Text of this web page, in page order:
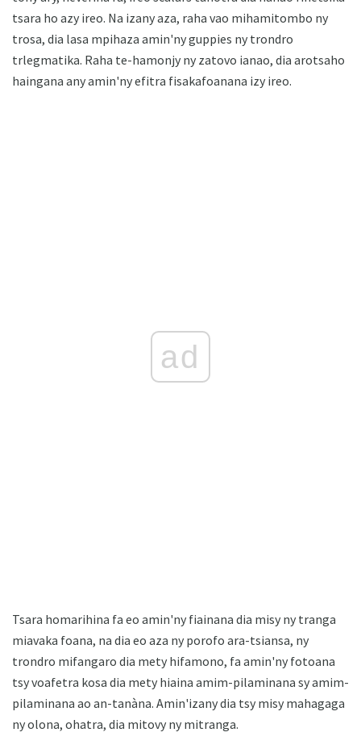
tsara ho azy ireo. Na izany aza, raha vao mihamitombo ny
trosa, dia lasa mpihaza amin'ny guppies ny trondro
trlegmatika. Raha te-hamonjy ny zatovo ianao, dia arotsaho
haingana any amin'ny efitra fisakafoanana izy ireo.
ad
Tsara homarihina fa eo amin'ny fiainana dia misy ny tranga
miavaka foana, na dia eo aza ny porofo ara-tsiansa, ny
trondro mifangaro dia mety hifamono, fa amin'ny fotoana
tsy voafetra kosa dia mety hiaina amim-pilaminana sy amim-
pilaminana ao an-tanàna. Amin'izany dia tsy misy mahagaga
ny olona, ​​ohatra, dia mitovy ny mitranga.